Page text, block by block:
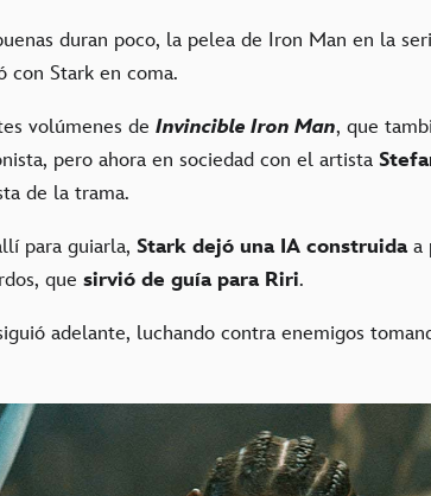
duran poco, la pelea de Iron Man en la
con Stark en coma.
volúmenes de Invincible Iron Man, que
pero ahora en sociedad con el artista
de la trama.
para guiarla, Stark dejó una IA construidaa
que sirvió de guía para Riri.
adelante, luchando contra enemigos